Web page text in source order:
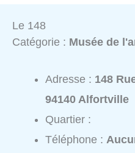
Le 148
Catégorie : Musée de
Adresse : 148
94140 Alfortville
Quartier :
Téléphone :